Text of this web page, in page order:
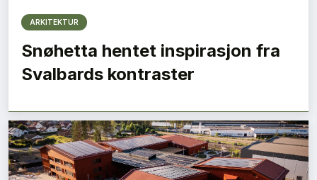
ARKITEKTUR
Snøhetta hentet inspirasjon fra
Svalbards kontraster